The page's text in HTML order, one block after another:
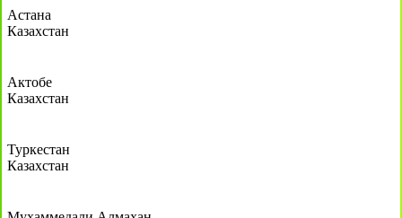
Астана
Казахстан
Актобе
Казахстан
Туркестан
Казахстан